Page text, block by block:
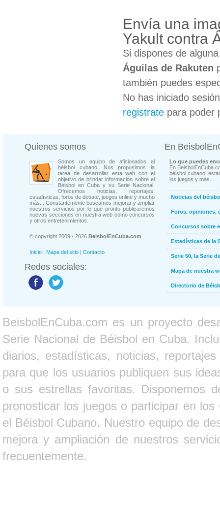
Envía una
Yakult contra
Si dispones de
Águilas de Rakuten
también puedes
No has iniciado
registrate para poder
Quienes somos
Somos un equipo de aficionados al
béisbol cubano. Nos propusimos la
tarea de desarrollar esta web con el
objetivo de brindar información sobre el
Béisbol en Cuba y su Serie Nacional.
Ofrecemos noticias, reportajes,
estadísticas, foros de debate, juegos online y mucho
más... Constantemente buscamos mejorar y ampliar
nuestros servicios por lo que pronto publicaremos
nuevas secciones en nuestra web como concursos
y otros entretenimientos.
© copyright 2009 - 2026 BeisbolEnCuba.com
Inicio | Mapa del sitio | Contacto
Redes sociales:
En
Lo que puedes
En
béisbol cubano,
los juegos y más...
Noticias del
Foros, opiniones,
Concursos sobre
Estadísticas de la
Serie 50, la Serie
Mapa de nuestra
Directorio de
BeisbolEnCuba.com es un proyecto
Serie Nacional de Béisbol en Cuba.
diarios, estadísticas, noticias,
para que los usuarios publiquen sus
o sus estrellas favoritas. Disponemos
pronosticar los juegos o participar en
el Béisbol Cubano. Nuestro equipo de
mejora y ampliación de nuestros
frecuentemente.